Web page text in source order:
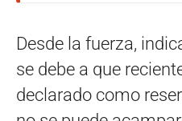
Desde la fuerza,
se debe a que
declarado como